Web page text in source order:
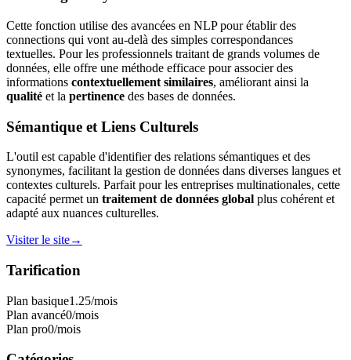
Cette fonction utilise des avancées en NLP pour établir des
connections qui vont au-delà des simples correspondances
textuelles. Pour les professionnels traitant de grands volumes de
données, elle offre une méthode efficace pour associer des
informations contextuellement similaires, améliorant ainsi la
qualité et la pertinence des bases de données.
Sémantique et Liens Culturels
L'outil est capable d'identifier des relations sémantiques et des
synonymes, facilitant la gestion de données dans diverses langues et
contextes culturels. Parfait pour les entreprises multinationales, cette
capacité permet un traitement de données global plus cohérent et
adapté aux nuances culturelles.
Visiter le site→
Tarification
Plan basique1.25/mois
Plan avancé0/mois
Plan pro0/mois